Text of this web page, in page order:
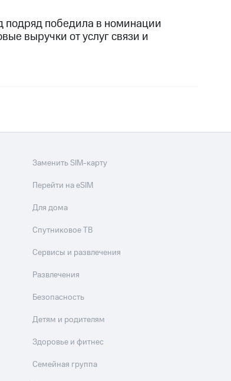
подряд победила в номинации
выручки от услуг связи и
Заменить SIM-карту
Перейти на eSIM
Для дома
Спутниковое ТВ
Сервисы и развлечения
Развлечения
Безопасность
Детям и родителям
Здоровье и фитнес
Семейная группа